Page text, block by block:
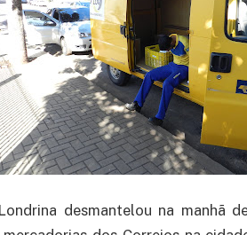
desmantelou na manhã